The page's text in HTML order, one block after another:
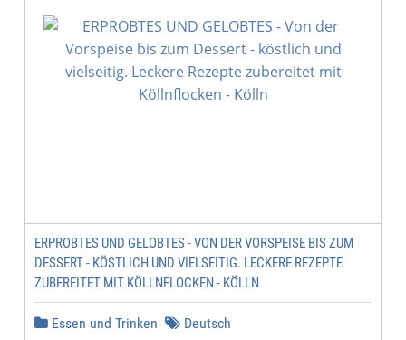
ERPROBTES UND GELOBTES - VON DER VORSPEISE BIS ZUM
DESSERT - KÖSTLICH UND VIELSEITIG. LECKERE REZEPTE
ZUBEREITET MIT KÖLLNFLOCKEN - KÖLLN
Essen und Trinken Deutsch